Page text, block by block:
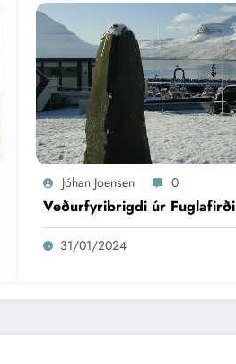
Jóhan Joensen 0
Veðurfyribrigdi úr Fuglafirði
31/01/2024